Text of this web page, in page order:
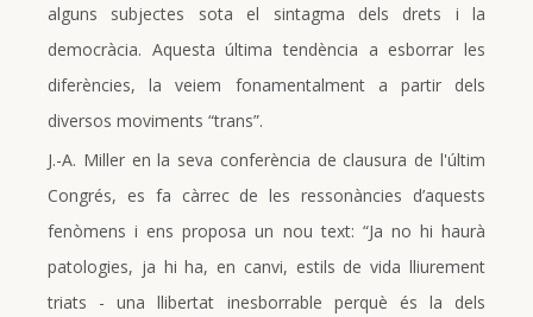
alguns subjectes sota el sintagma dels drets i la
democràcia. Aquesta última tendència a esborrar les
diferències, la veiem fonamentalment a partir dels
diversos moviments “trans”.
J.-A. Miller en la seva conferència de clausura de l'últim
Congrés, es fa càrrec de les ressonàncies d’aquests
fenòmens i ens proposa un nou text: “Ja no hi haurà
patologies, ja hi ha, en canvi, estils de vida lliurement
triats - una llibertat inesborrable perquè és la dels